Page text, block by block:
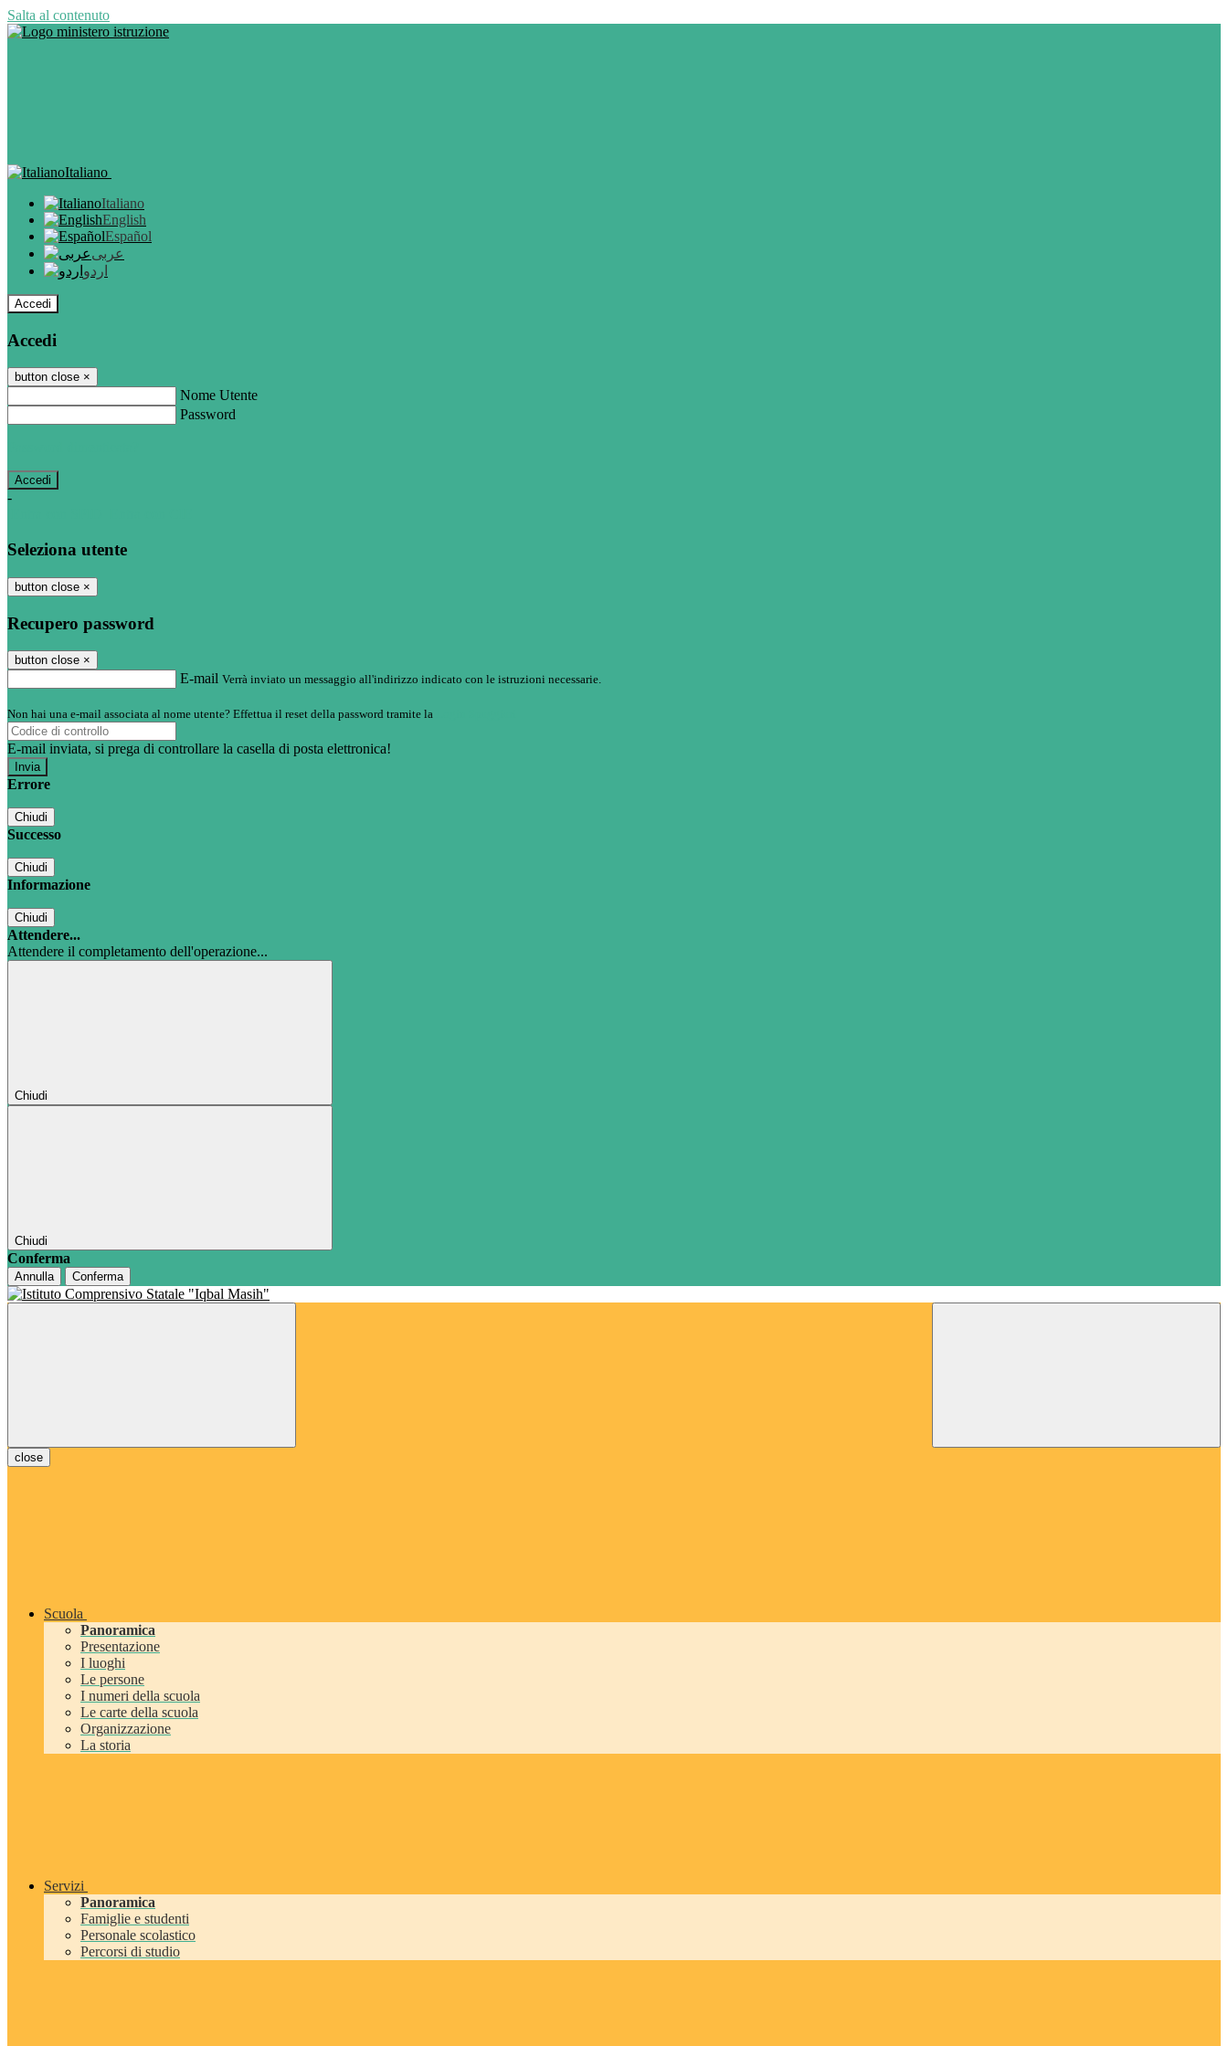
Salta al contenuto
Italiano
Italiano
English
Español
عربى
اردو
Accedi
Accedi
button close ×
Nome Utente
Password
-
Seleziona utente
button close ×
Recupero password
button close ×
E-mail Verrà inviato un messaggio all'indirizzo indicato con le istruzioni necessarie.
Non hai una e-mail associata al nome utente? Effettua il reset della password tramite la
E-mail inviata, si prega di controllare la casella di posta elettronica!
Errore
Chiudi
Successo
Chiudi
Informazione
Chiudi
Attendere...
Attendere il completamento dell'operazione...
Chiudi
Chiudi
Conferma
Annulla Conferma
close
Scuola
Panoramica
Presentazione
I luoghi
Le persone
I numeri della scuola
Le carte della scuola
Organizzazione
La storia
Servizi
Panoramica
Famiglie e studenti
Personale scolastico
Percorsi di studio